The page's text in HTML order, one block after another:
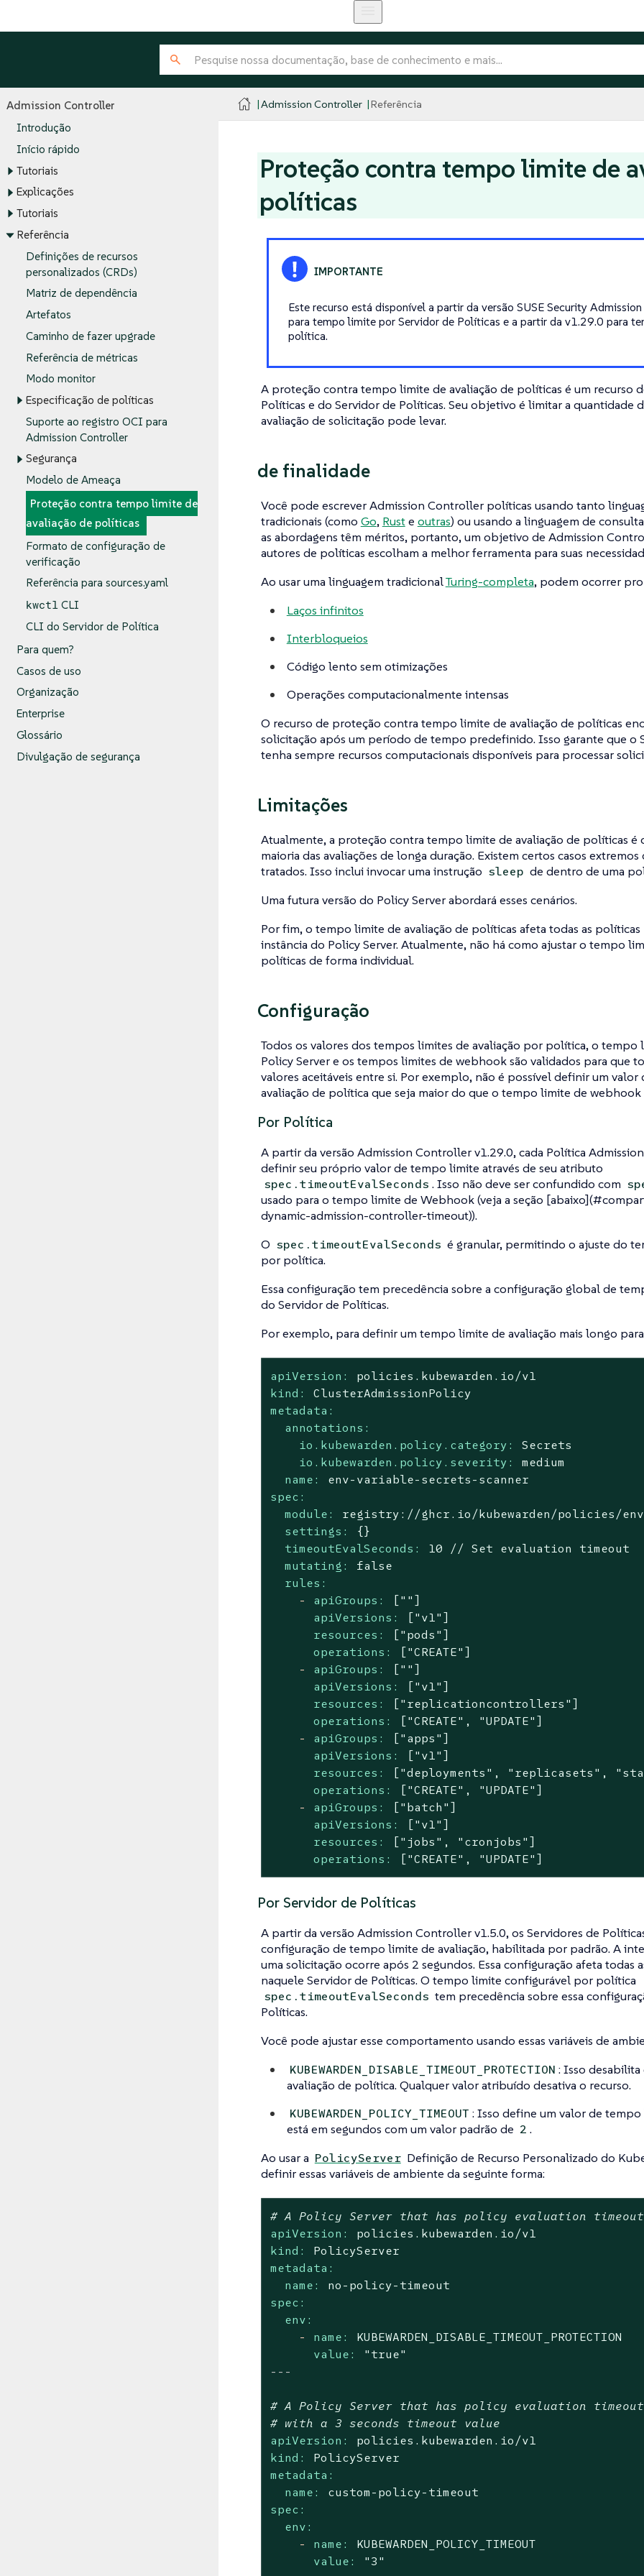
Admission Controller
Introdução
Início rápido
Tutoriais
Explicações
Tutoriais
Referência
Definições de recursos
personalizados (CRDs)
Matriz de dependência
Artefatos
Caminho de fazer upgrade
Referência de métricas
Modo monitor
Especificação de políticas
Suporte ao registro OCI para
Admission Controller
Segurança
Modelo de Ameaça
Proteção contra tempo limite de
avaliação de políticas
Formato de configuração de
verificação
Referência para sources.yaml
kwctl CLI
CLI do Servidor de Política
Para quem?
Casos de uso
Organização
Enterprise
Glossário
Divulgação de segurança
Admission Controller Referência
Proteção contra tempo limite de
políticas
Este recurso está disponível a partir da versão SUSE Security
para tempo limite por Servidor de Políticas e a partir da v1.29.0 para
política.
A proteção contra tempo limite de avaliação de políticas é um recurso
Políticas e do Servidor de Políticas. Seu objetivo é limitar a quantidade
avaliação de solicitação pode levar.
de finalidade
Você pode escrever Admission Controller políticas usando tanto
tradicionais (como Go, Ruste outras) ou usando a linguagem de
as abordagens têm méritos, portanto, um objetivo de Admission
autores de políticas escolham a melhor ferramenta para suas
Ao usar uma linguagem tradicionalTuring-completa, podem ocorrer
Laços infinitos
Interbloqueios
Código lento sem otimizações
Operações computacionalmente intensas
O recurso de proteção contra tempo limite de avaliação de políticas
solicitação após um período de tempo predefinido. Isso garante que o
tenha sempre recursos computacionais disponíveis para processar
Limitações
Atualmente, a proteção contra tempo limite de avaliação de políticas é
maioria das avaliações de longa duração. Existem certos casos
tratados. Isso inclui invocar uma instrução sleep de dentro de uma
Uma futura versão do Policy Server abordará esses cenários.
Por fim, o tempo limite de avaliação de políticas afeta todas as
instância do Policy Server. Atualmente, não há como ajustar o tempo
políticas de forma individual.
Configuração
Todos os valores dos tempos limites de avaliação por política, o tempo
Policy Server e os tempos limites de webhook são validados para que
valores aceitáveis entre si. Por exemplo, não é possível definir um
avaliação de política que seja maior do que o tempo limite de
Por Política
A partir da versão Admission Controller v1.29.0, cada Política
definir seu próprio valor de tempo limite através de seu atributo
spec.timeoutEvalSeconds . Isso não deve ser confundido com
usado para o tempo limite de Webhook (veja a seção
dynamic-admission-controller-timeout)).
O spec.timeoutEvalSeconds é granular, permitindo o ajuste do
por política.
Essa configuração tem precedência sobre a configuração global de
do Servidor de Políticas.
Por exemplo, para definir um tempo limite de avaliação mais longo
apiVersion:
policies.kubewarden.io/v1
kind:
ClusterAdmissionPolicy
metadata:
annotations:
io.kubewarden.policy.category:
Secrets
io.kubewarden.policy.severity:
medium
name:
env-variable-secrets-scanner
spec:
module:
registry://ghcr.io/kubewarden/policies/
settings:
{}
timeoutEvalSeconds:
10 // Set evaluation
timeout
mutating:
false
rules:
-
apiGroups:
[""]
apiVersions:
["v1"]
resources:
["pods"]
operations:
["CREATE"]
-
apiGroups:
[""]
apiVersions:
["v1"]
resources:
["replicationcontrollers"]
operations:
["CREATE", "UPDATE" ]
-
apiGroups:
["apps"]
apiVersions:
["v1"]
resources:
["deployments", "replicasets" ,
operations:
["CREATE", "UPDATE" ]
-
apiGroups:
["batch"]
apiVersions:
["v1"]
resources:
["jobs", "cronjobs" ]
operations:
["CREATE", "UPDATE" ]
Por Servidor de Políticas
A partir da versão Admission Controller v1.5.0, os Servidores de
configuração de tempo limite de avaliação, habilitada por padrão. A
uma solicitação ocorre após 2 segundos. Essa configuração afeta todas
naquele Servidor de Políticas. O tempo limite configurável por política
spec.timeoutEvalSeconds tem precedência sobre essa
Políticas.
Você pode ajustar esse comportamento usando essas variáveis de
KUBEWARDEN_DISABLE_TIMEOUT_PROTECTION : Isso
avaliação de política. Qualquer valor atribuído desativa o recurso.
KUBEWARDEN_POLICY_TIMEOUT : Isso define um valor de
está em segundos com um valor padrão de 2 .
Ao usar a PolicyServer Definição de Recurso Personalizado do
definir essas variáveis de ambiente da seguinte forma:
# A Policy Server that has policy evaluation
apiVersion:
policies.kubewarden.io/v1
kind:
PolicyServer
metadata:
name:
no -policy-timeout
spec:
env:
-
name:
KUBEWARDEN_DISABLE_TIMEOUT_PROTECTION
value:
"true"
---
# A Policy Server that has policy evaluation timeout
# with a 3 seconds timeout value
apiVersion:
policies.kubewarden.io/v1
kind:
PolicyServer
metadata:
name:
custom-policy-timeout
spec:
env:
-
name:
KUBEWARDEN_POLICY_TIMEOUT
value:
"3"